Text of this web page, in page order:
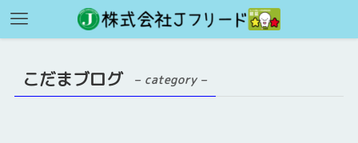
こだまブログ – category –